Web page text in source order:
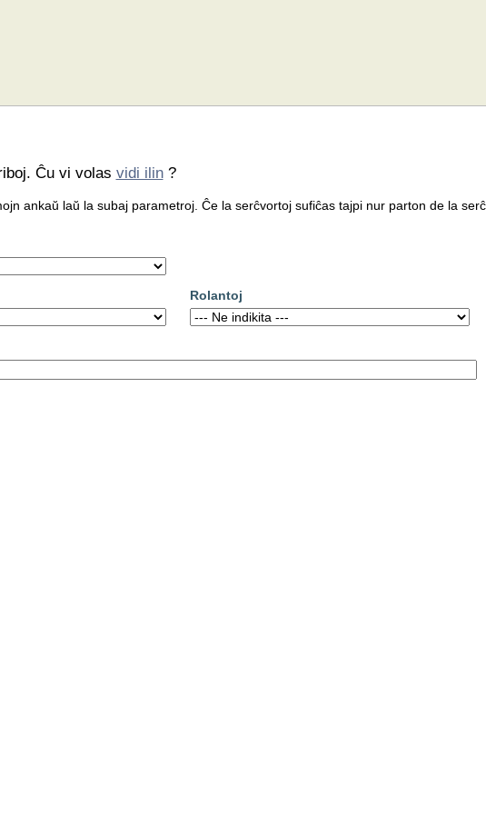
Ĉu vi volas vidi ilin?
ankaŭ laŭ la subaj parametroj. Ĉe la serĉvortoj sufiĉas tajpi nur parton de la
Rolantoj